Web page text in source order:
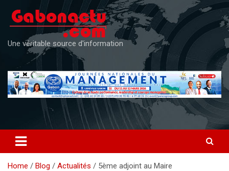
content
Une véritable source d'information
Home Blog Actualités 5ème adjoint au Maire